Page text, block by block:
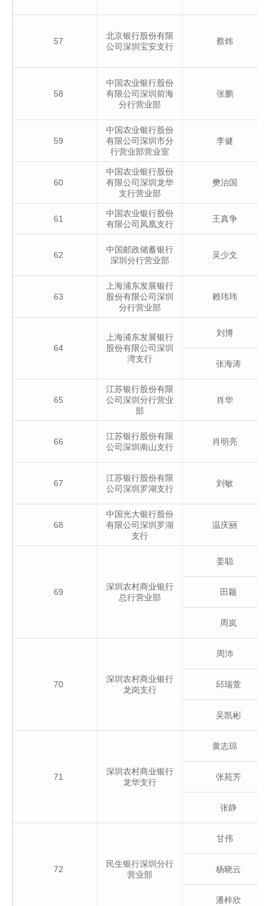
57
北京银行股份有限
公司深圳宝安支行
蔡炜
58
中国农业银行股份
有限公司深圳前海
分行营业部
张鹏
59
中国农业银行股份
有限公司深圳市分
行营业部营业室
李健
60
中国农业银行股份
有限公司深圳龙华
支行营业部
樊治国
61
中国农业银行股份
有限公司凤凰支行
王真争
62
中国邮政储蓄银行
深圳分行营业部
吴少文
63
上海浦东发展银行
股份有限公司深圳
分行营业部
赖玮玮
64
上海浦东发展银行
股份有限公司深圳
湾支行
刘博
张海涛
65
江苏银行股份有限
公司深圳分行营业
部
肖华
66
江苏银行股份有限
公司深圳南山支行
肖明亮
67
江苏银行股份有限
公司深圳罗湖支行
刘敏
68
中国光大银行股份
有限公司深圳罗湖
支行
温庆丽
69
深圳农村商业银行
总行营业部
姜聪
田颖
周岚
70
深圳农村商业银行
龙岗支行
周沛
邱瑞萱
吴凯彬
71
深圳农村商业银行
龙华支行
黄志琼
张苑芳
张静
72
民生银行深圳分行
营业部
甘伟
杨晓云
潘梓欣